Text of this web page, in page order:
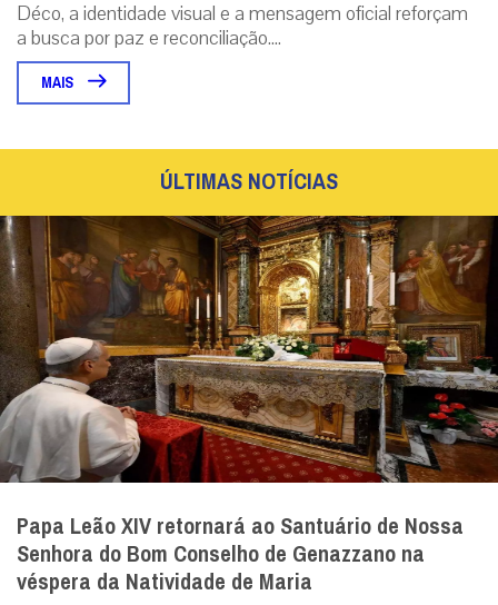
Déco, a identidade visual e a mensagem oficial reforçam
a busca por paz e reconciliação....
MAIS
ÚLTIMAS NOTÍCIAS
Papa Leão XIV retornará ao Santuário de Nossa
Senhora do Bom Conselho de Genazzano na
véspera da Natividade de Maria